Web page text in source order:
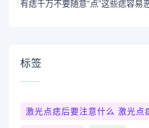
有痣千万不要随意“点”这些痣容易
标签
激光点痣后要注意什么 激光点